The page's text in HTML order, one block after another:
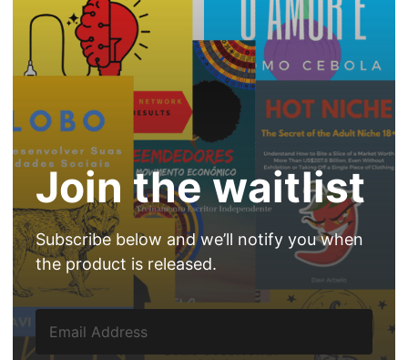
Join the waitlist
Subscribe below and we’ll notify you when
the product is released.